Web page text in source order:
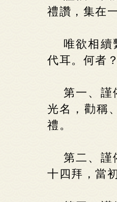
禮讚，集在
唯欲相續
代耳。何者
第一、謹
光名，勸稱
禮。
第二、謹
十四拜，當